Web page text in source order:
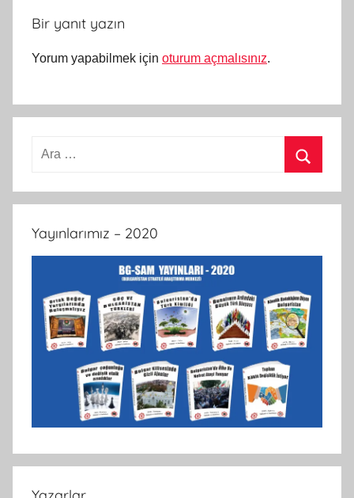
Bir yanıt yazın
Yorum yapabilmek için oturum açmalısınız.
Arama:
Yayınlarımız – 2020